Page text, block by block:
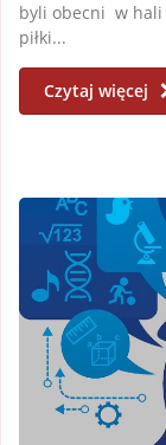
byli obecni w hali
piłki...
Czytaj więcej